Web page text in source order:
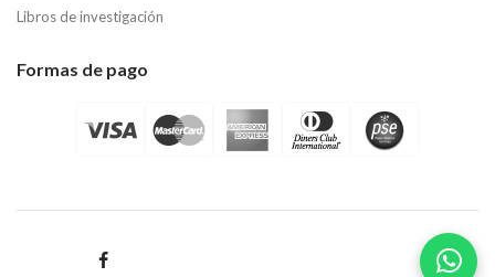
Libros de investigación
Formas de pago